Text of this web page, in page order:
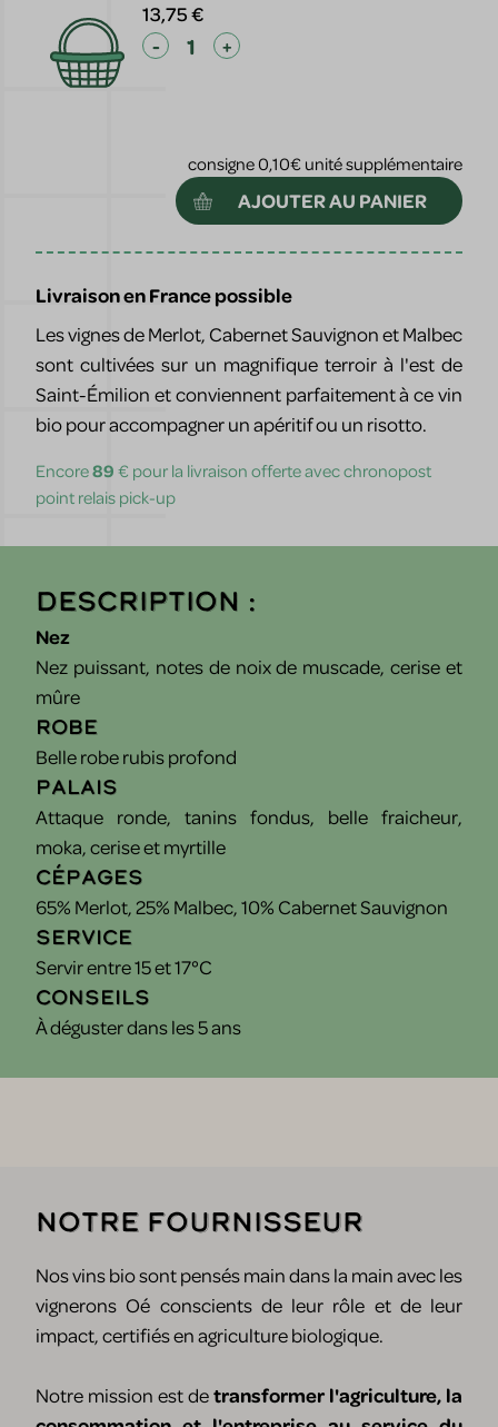
13,75 €
- +
consigne 0,10€ unité supplémentaire
AJOUTER AU PANIER
Livraison en France possible
Les vignes de Merlot, Cabernet Sauvignon et Malbec
sont cultivées sur un magnifique terroir à l'est de
Saint-Émilion et conviennent parfaitement à ce vin
bio pour accompagner un apéritif ou un risotto.
Encore89 € pour la livraison offerte avec chronopost
point relais pick-up
Description :
Nez
Nez puissant, notes de noix de muscade, cerise et
mûre
Robe
Belle robe rubis profond
Palais
Attaque ronde, tanins fondus, belle fraicheur,
moka, cerise et myrtille
Cépages
65% Merlot, 25% Malbec, 10% Cabernet Sauvignon
Service
Servir entre 15 et 17°C
Conseils
À déguster dans les 5 ans
Notre fournisseur
Nos vins bio sont pensés main dans la main avec les
vignerons Oé conscients de leur rôle et de leur
impact, certifiés en agriculture biologique.
Notre mission est detransformer l'agriculture, la